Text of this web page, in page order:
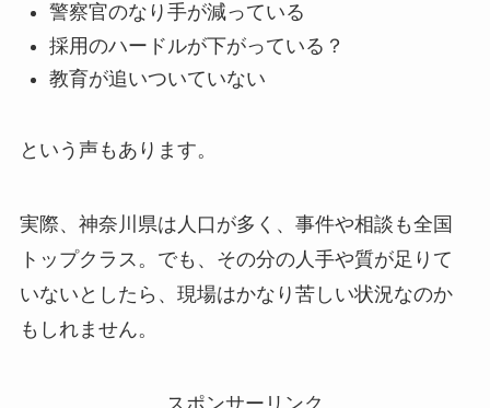
警察官のなり手が減っている
採用のハードルが下がっている？
教育が追いついていない
という声もあります。
実際、神奈川県は人口が多く、事件や相談も全国
トップクラス。でも、その分の人手や質が足りて
いないとしたら、現場はかなり苦しい状況なのか
もしれません。
スポンサーリンク